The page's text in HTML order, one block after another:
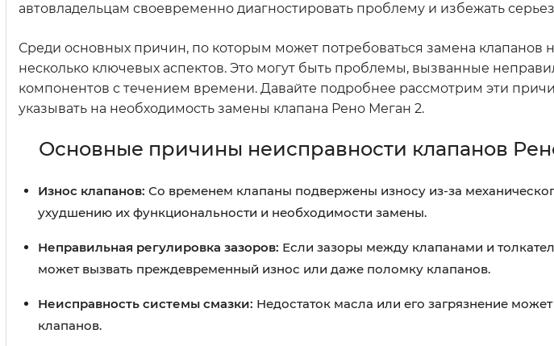
автовладельцам своевременно диагностировать проблему и избежать
Среди основных причин, по которым может потребоваться замена клапанов
несколько ключевых аспектов. Это могут быть проблемы, вызванные
компонентов с течением времени. Давайте подробнее рассмотрим эти
указывать на необходимость замены клапана Рено Меган 2.
Основные причины неисправности клапанов
Износ клапанов: Со временем клапаны подвержены износу из-за
ухудшению их функциональности и необходимости замены.
Неправильная регулировка зазоров: Если зазоры между клапанами и
может вызвать преждевременный износ или даже поломку клапанов.
Неисправность системы смазки: Недостаток масла или его загрязнение
клапанов.